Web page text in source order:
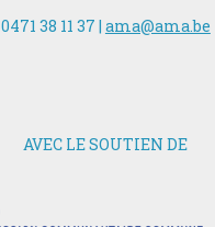
0471 38 11 37 | ama@ama.be
AVEC LE SOUTIEN DE